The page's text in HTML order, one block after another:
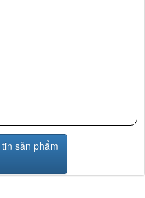
sản phẩm